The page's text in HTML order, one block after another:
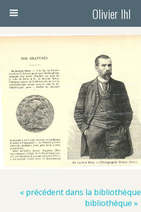
Olivier Ihl
« précédent dans la bibliothèque
bibliothèque »